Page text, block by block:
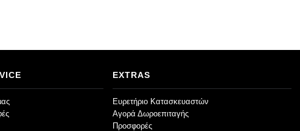
EXTRAS
Ευρετήριο Κατασκευαστών
Αγορά Δωροεπιταγής
Προσφορές